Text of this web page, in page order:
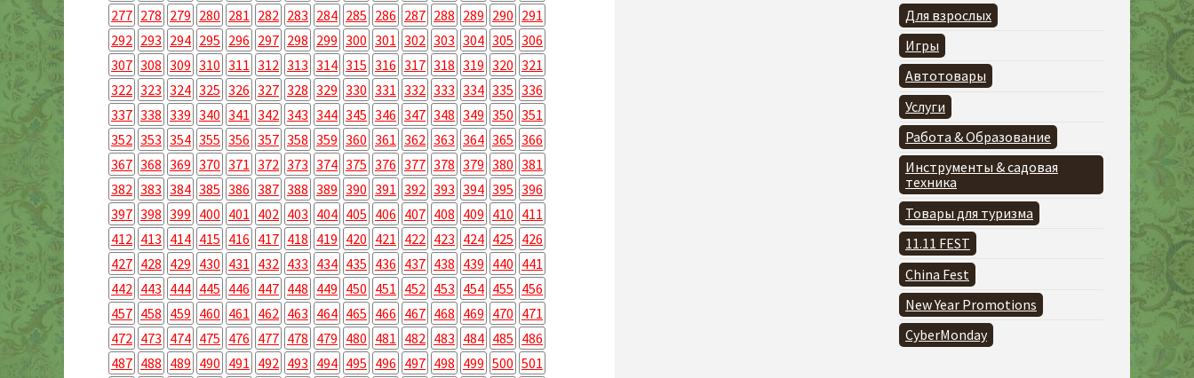
277 278 279 280 281 282 283 284 285 286 287 288 289 290 291
292 293 294 295 296 297 298 299 300 301 302 303 304 305 306
307 308 309 310 311 312 313 314 315 316 317 318 319 320 321
322 323 324 325 326 327 328 329 330 331 332 333 334 335 336
337 338 339 340 341 342 343 344 345 346 347 348 349 350 351
352 353 354 355 356 357 358 359 360 361 362 363 364 365 366
367 368 369 370 371 372 373 374 375 376 377 378 379 380 381
382 383 384 385 386 387 388 389 390 391 392 393 394 395 396
397 398 399 400 401 402 403 404 405 406 407 408 409 410 411
412 413 414 415 416 417 418 419 420 421 422 423 424 425 426
427 428 429 430 431 432 433 434 435 436 437 438 439 440 441
442 443 444 445 446 447 448 449 450 451 452 453 454 455 456
457 458 459 460 461 462 463 464 465 466 467 468 469 470 471
472 473 474 475 476 477 478 479 480 481 482 483 484 485 486
487 488 489 490 491 492 493 494 495 496 497 498 499 500 501
Для взрослых
Игры
Автотовары
Услуги
Работа & Образование
Инструменты & садовая
техника
Товары для туризма
11.11 FEST
China Fest
New Year Promotions
CyberMonday